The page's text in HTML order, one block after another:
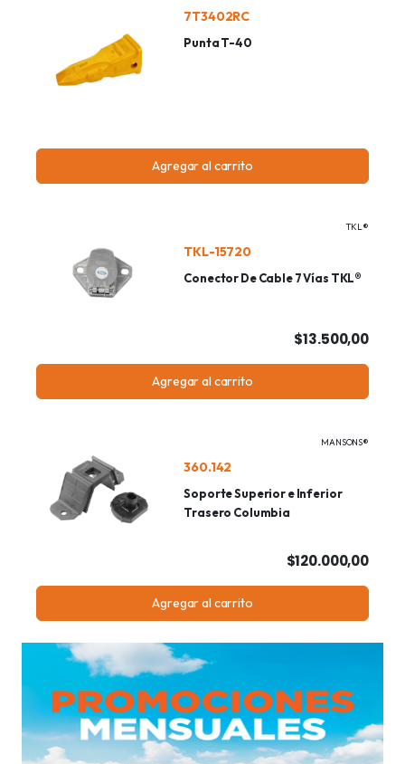
7T3402RC
Punta T-40
Agregar al carrito
TKL®
TKL-15720
Conector De Cable 7 Vías TKL®
$13.500,00
Agregar al carrito
MANSONS®
360.142
Soporte Superior e Inferior
Trasero Columbia
$120.000,00
Agregar al carrito